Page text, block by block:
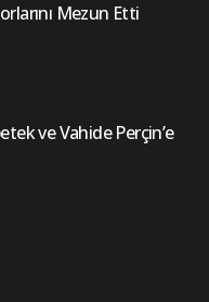
Mezun Etti
ve Vahide Perçin’e